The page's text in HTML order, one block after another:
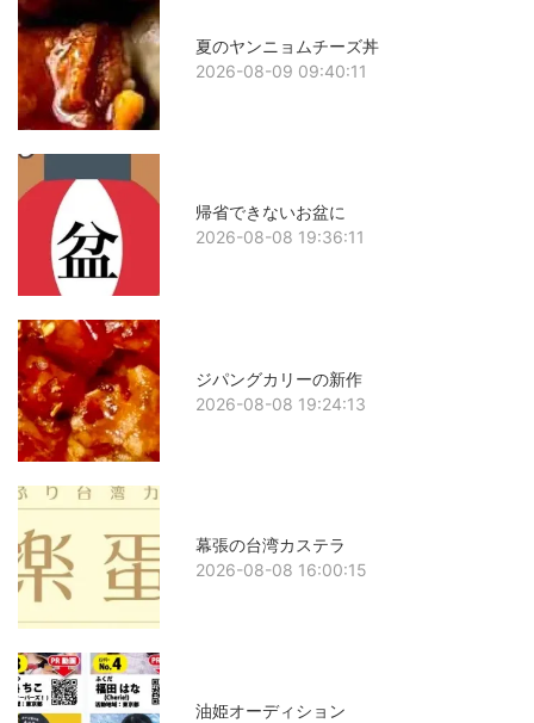
夏のヤンニョムチーズ丼
2026-08-09 09:40:11
帰省できないお盆に
2026-08-08 19:36:11
ジパングカリーの新作
2026-08-08 19:24:13
幕張の台湾カステラ
2026-08-08 16:00:15
油姫オーディション